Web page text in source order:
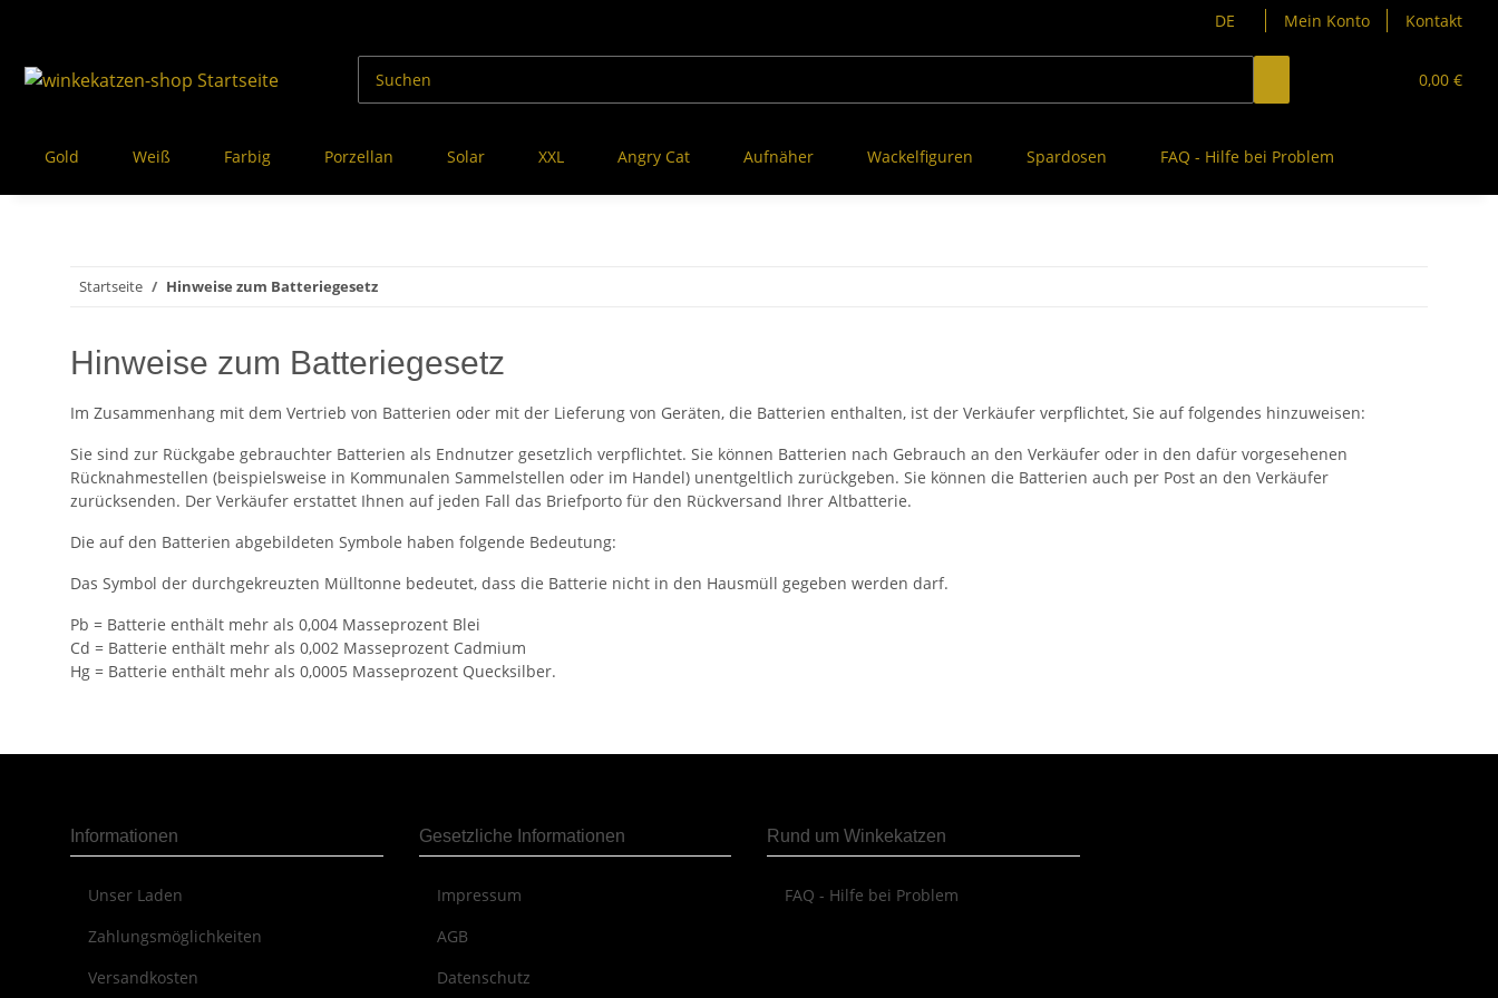
DE Mein Konto Kontakt
0,00 €
Gold Weiß Farbig Porzellan Solar XXL Angry Cat Aufnäher Wackelfiguren Spardosen FAQ - Hilfe bei Problem
Startseite Hinweise zum Batteriegesetz
Hinweise zum Batteriegesetz
Im Zusammenhang mit dem Vertrieb von Batterien oder mit der Lieferung von Geräten, die Batterien enthalten, ist der Verkäufer verpflichtet, Sie auf folgendes hinzuweisen:
Sie sind zur Rückgabe gebrauchter Batterien als Endnutzer gesetzlich verpflichtet. Sie können Batterien nach Gebrauch an den Verkäufer oder in den dafür vorgesehenen
Rücknahmestellen (beispielsweise in Kommunalen Sammelstellen oder im Handel) unentgeltlich zurückgeben. Sie können die Batterien auch per Post an den Verkäufer
zurücksenden. Der Verkäufer erstattet Ihnen auf jeden Fall das Briefporto für den Rückversand Ihrer Altbatterie.
Die auf den Batterien abgebildeten Symbole haben folgende Bedeutung:
Das Symbol der durchgekreuzten Mülltonne bedeutet, dass die Batterie nicht in den Hausmüll gegeben werden darf.
Pb = Batterie enthält mehr als 0,004 Masseprozent Blei
Cd = Batterie enthält mehr als 0,002 Masseprozent Cadmium
Hg = Batterie enthält mehr als 0,0005 Masseprozent Quecksilber.
Informationen
Unser Laden
Zahlungsmöglichkeiten
Versandkosten
Gesetzliche Informationen
Impressum
AGB
Datenschutz
Rund um Winkekatzen
FAQ - Hilfe bei Problem